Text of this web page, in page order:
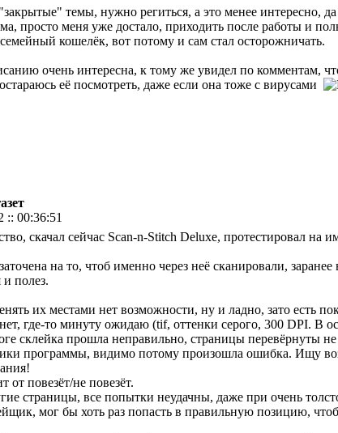
темы, нужно региться, а это менее интересно,
просто меня уже достало, приходить после работы и
кошелёк, вот потому и сам стал осторожничать.
очень интересна, к тому же увидел по комментам,
её посмотреть, даже если она тоже с вирусами
:: 00:36:51
скачал сейчас Scan-n-Stitch Deluxe, протестировал на
на то, чтоб именно через неё сканировали,
и полез.
их местами нет возможности, ну и ладно, зато есть
где-то минуту ожидаю (tif, оттенки серого, 300 DPI. В
склейка прошла неправильно, страницы перевёрнуты
программы, видимо потому произошла ошибка. Ищу
от повезёт/не повезёт.
страницы, все попытки неудачны, даже при очень
мог бы хоть раз попасть в правильную позицию, чтоб